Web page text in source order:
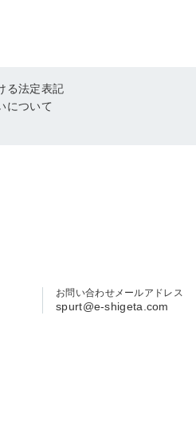
る法定表記
について
お問い合わせメールアドレス
spurt@e-shigeta.com